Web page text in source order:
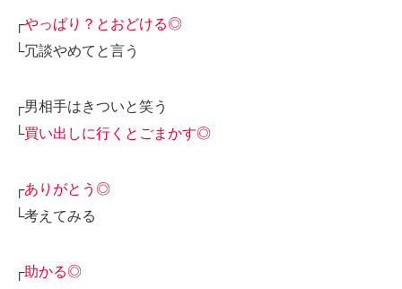
┌やっぱり？とおどける◎
└冗談やめてと言う
┌男相手はきついと笑う
└買い出しに行くとごまかす◎
┌ありがとう◎
└考えてみる
┌助かる◎